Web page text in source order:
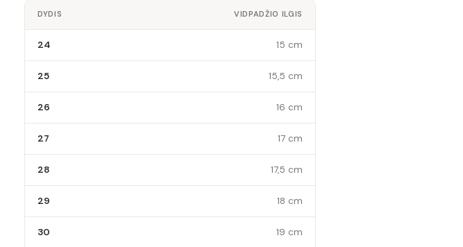
DYDIS VIDPADŽIO ILGIS
24 15 cm
25 15,5 cm
26 16 cm
27 17 cm
28 17,5 cm
29 18 cm
30 19 cm